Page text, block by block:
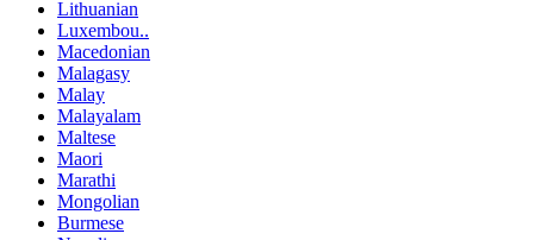
Lithuanian
Luxembou..
Macedonian
Malagasy
Malay
Malayalam
Maltese
Maori
Marathi
Mongolian
Burmese